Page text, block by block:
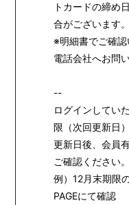
トカードの締め
合がございます。
※明細書でご確
電話会社へお問
--
ログインしてい
限（次回更新日
更新日後、会員
ご確認ください。
例）12月末期限
PAGEにて確認